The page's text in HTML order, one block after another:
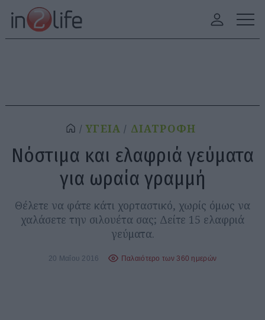
ΥΓΕΙΑ ΔΙΑΤΡΟΦΗ
Νόστιμα και ελαφριά γεύματα
για ωραία γραμμή
Θέλετε να φάτε κάτι χορταστικό, χωρίς όμως να
χαλάσετε την σιλουέτα σας; Δείτε 15 ελαφριά
γεύματα.
20 Μαΐου 2016 Παλαιότερο των 360 ημερών